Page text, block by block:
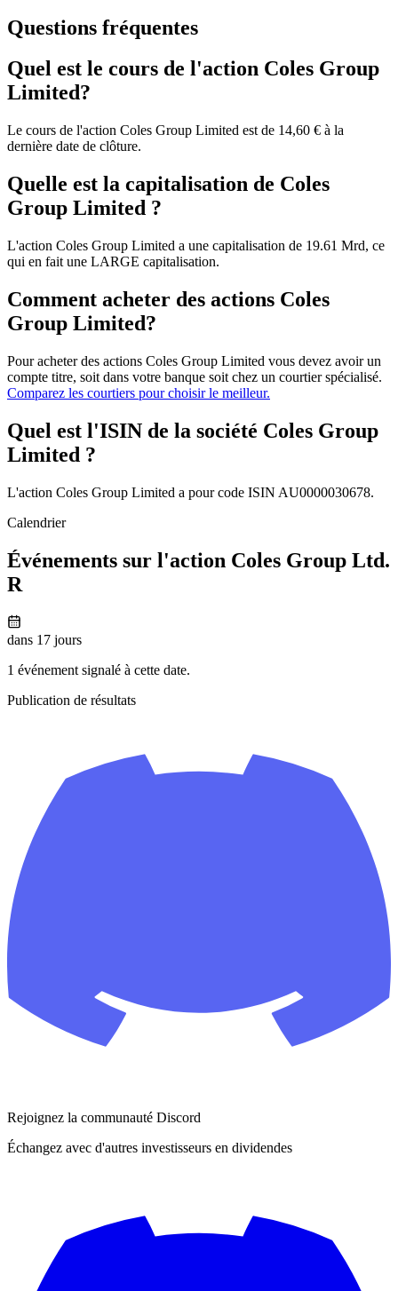
Questions fréquentes
Quel est le cours de l'action Coles Group
Limited?
Le cours de l'action Coles Group Limited est de 14,60 € à la
dernière date de clôture.
Quelle est la capitalisation de Coles
Group Limited ?
L'action Coles Group Limited a une capitalisation de 19.61 Mrd, ce
qui en fait une LARGE capitalisation.
Comment acheter des actions Coles
Group Limited?
Pour acheter des actions Coles Group Limited vous devez avoir un
compte titre, soit dans votre banque soit chez un courtier spécialisé.
Comparez les courtiers pour choisir le meilleur.
Quel est l'ISIN de la société Coles Group
Limited ?
L'action Coles Group Limited a pour code ISIN AU0000030678.
Calendrier
Événements sur l'action Coles Group Ltd.
R
dans 17 jours
1 événement signalé à cette date.
Publication de résultats
Rejoignez la communauté Discord
Échangez avec d'autres investisseurs en dividendes